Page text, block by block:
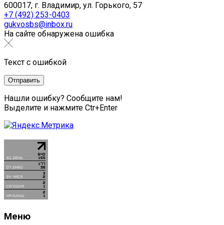
600017, г. Владимир, ул. Горького, 57
+7 (492) 253-0403
gukvosbs@inbox.ru
На сайте обнаружена ошибка
Текст с ошибкой
Нашли ошибку? Сообщите нам!
Выделите и нажмите Ctr+Enter
Меню